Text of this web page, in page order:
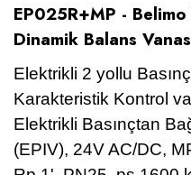
EP025R+MP -
Dinamik Balans
Elektrikli 2 yollu
Karakteristik Kontrol
Elektrikli Basınçtan
(EPIV), 24V AC/DC,